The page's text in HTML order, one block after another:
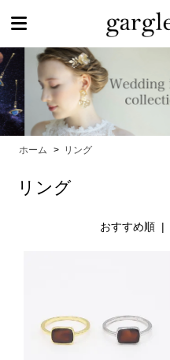
ホーム > リング
リング
おすすめ順 |